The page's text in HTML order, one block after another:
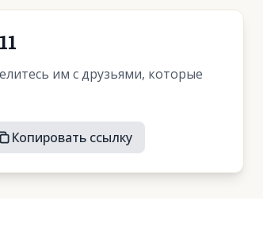
им с друзьями, которые
Копировать ссылку